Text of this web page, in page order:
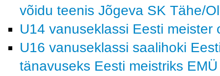
võidu teenis Jõgeva SK Tähe/
U14 vanuseklassi Eesti meister
U16 vanuseklassi saalihoki
tänavuseks Eesti meistriks